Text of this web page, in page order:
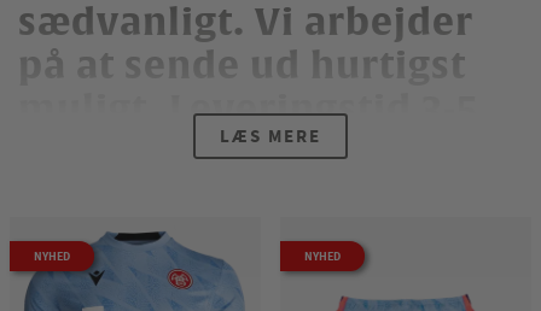
sædvanligt. Vi arbejder
på at sende ud hurtigst
muligt. Leveringstid 3-5
hverdage. LÆS MERE
NYHED NYHED